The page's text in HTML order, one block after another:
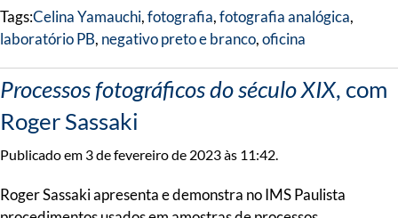
Tags:Celina Yamauchi,fotografia,fotografia analógica,
laboratório PB, negativo preto e branco,oficina
Processos fotográficos do século XIX, com
Roger Sassaki
Publicado em 3 de fevereiro de 2023 às 11:42.
Roger Sassaki apresenta e demonstra no IMS Paulista